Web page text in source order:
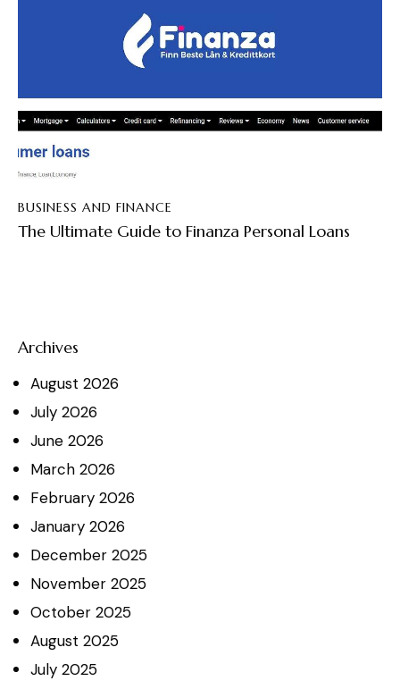
BUSINESS AND FINANCE
The Ultimate Guide to Finanza Personal Loans
Archives
August 2026
July 2026
June 2026
March 2026
February 2026
January 2026
December 2025
November 2025
October 2025
August 2025
July 2025